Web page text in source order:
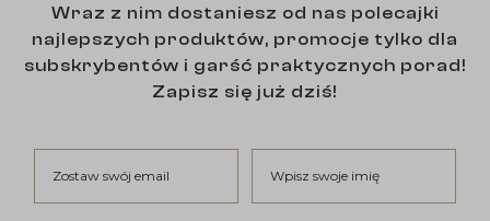
Wraz z nim dostaniesz od nas polecajki
najlepszych produktów, promocje tylko dla
subskrybentów i garść praktycznych porad!
Zapisz się już dziś!
Zostaw swój email Wpisz swoje imię